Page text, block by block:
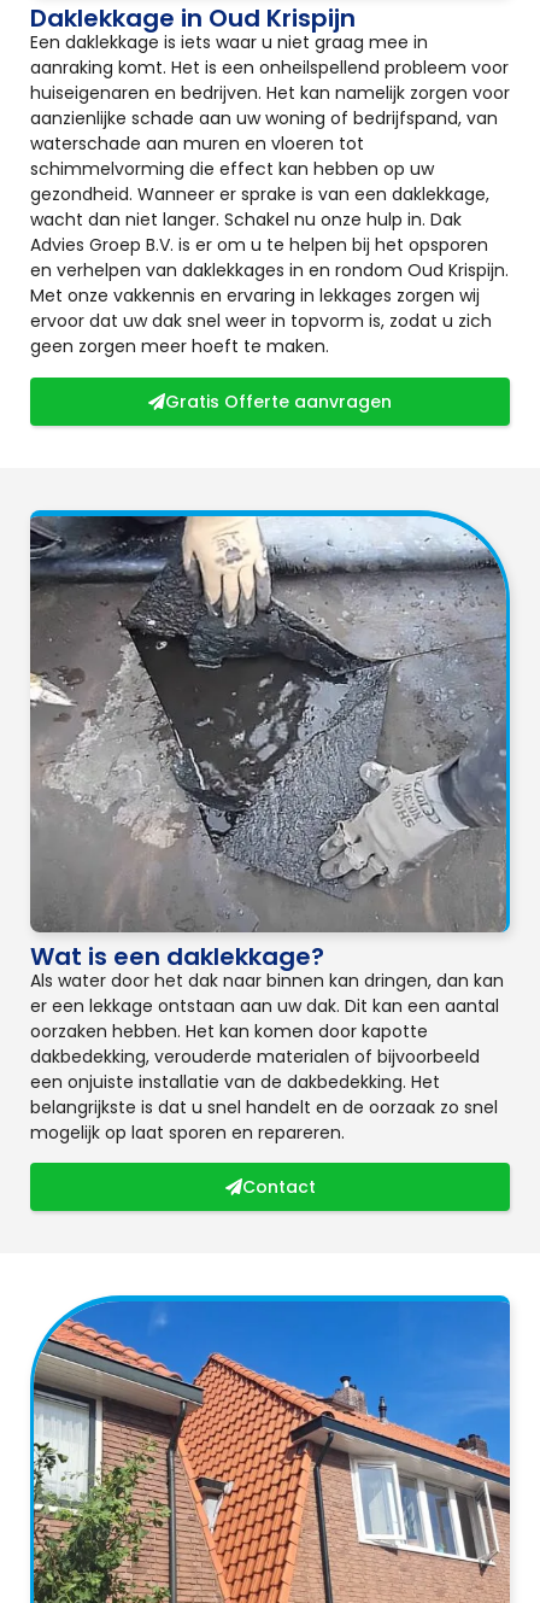
Daklekkage in Oud Krispijn
Een daklekkage is iets waar u niet graag mee in
aanraking komt. Het is een onheilspellend probleem voor
huiseigenaren en bedrijven. Het kan namelijk zorgen voor
aanzienlijke schade aan uw woning of bedrijfspand, van
waterschade aan muren en vloeren tot
schimmelvorming die effect kan hebben op uw
gezondheid. Wanneer er sprake is van een daklekkage,
wacht dan niet langer. Schakel nu onze hulp in. Dak
Advies Groep B.V. is er om u te helpen bij het opsporen
en verhelpen van daklekkages in en rondom Oud Krispijn.
Met onze vakkennis en ervaring in lekkages zorgen wij
ervoor dat uw dak snel weer in topvorm is, zodat u zich
geen zorgen meer hoeft te maken.
Gratis Offerte aanvragen
Wat is een daklekkage?
Als water door het dak naar binnen kan dringen, dan kan
er een lekkage ontstaan aan uw dak. Dit kan een aantal
oorzaken hebben. Het kan komen door kapotte
dakbedekking, verouderde materialen of bijvoorbeeld
een onjuiste installatie van de dakbedekking. Het
belangrijkste is dat u snel handelt en de oorzaak zo snel
mogelijk op laat sporen en repareren.
Contact